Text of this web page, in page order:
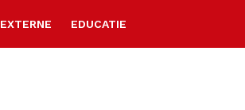
EXTERNE EDUCATIE